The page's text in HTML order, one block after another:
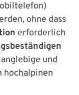
ohne dass
erforderlich
und
hochalpinen